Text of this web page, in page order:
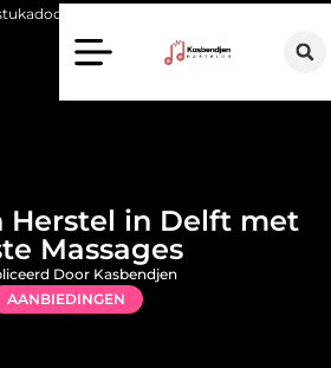
Staalconstructiebedrijf Molenschot:
Herstel in Delft met
Massages
AANBIEDINGEN
Door Kasbendjen